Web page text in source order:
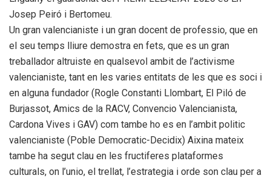
Josep Peiró i Bertomeu.
Un gran valencianiste i un gran docent de professio, que en
el seu temps lliure demostra en fets, que es un gran
treballador altruiste en qualsevol ambit de l’activisme
valencianiste, tant en les varies entitats de les que es soci i
en alguna fundador (Rogle Constanti Llombart, El Piló de
Burjassot, Amics de la RACV, Convencio Valencianista,
Cardona Vives i GAV) com tambe ho es en l’ambit politic
valencianiste (Poble Democratic-Decidix) Aixina mateix
tambe ha segut clau en les fructiferes plataformes
culturals, on l’unio, el trellat, l’estrategia i orde son clau per a